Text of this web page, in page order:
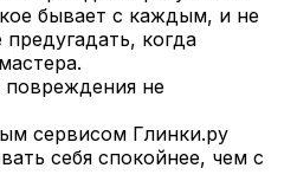
бывает с каждым, и не
когда
не
сервисом Глинки.ру
себя спокойнее, чем с